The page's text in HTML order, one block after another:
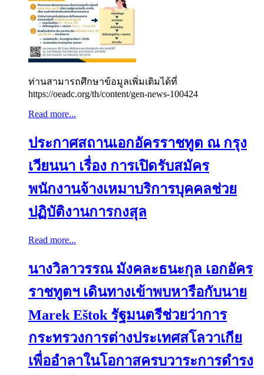
ท่านสามารถศึกษาข้อมูลเพิ่มเติมได้ที่
https://oeadc.org/th/content/gen-news-100424
Read more...
ประกาศสถานเอกอัครราชทูต ณ กรุง
เวียนนา เรื่อง การเปิดรับสมัคร
พนักงานจ้างเหมาบริการบุคคลช่วย
ปฏิบัติงานการกงสุล
Read more...
นางวิลาวรรณ มังคละธนะกุล เอกอัคร
ราชทูตฯ เดินทางเข้าพบหารือกับนาย
Marek Eštok รัฐมนตรีช่วยว่าการ
กระทรวงการต่างประเทศสโลวาเกีย
เพื่ออำลาในโอกาสครบวาระการดำรง